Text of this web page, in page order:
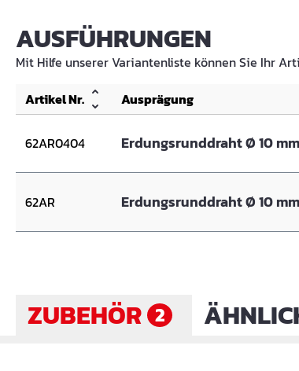
AUSFÜHRUNGEN
Mit Hilfe unserer Variantenliste können Sie Ihr
Artikel Nr.
Ausprägung
62AR0404
62AR
ZUBEHÖR 2